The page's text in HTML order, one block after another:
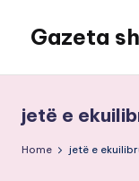
content
Gazeta
jetë e
Home jetë e